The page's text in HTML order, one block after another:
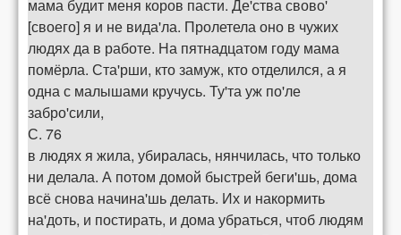
мама будит меня коров пасти. Де'ства свово'
[своего] я и не вида'ла. Пролетела оно в чужих
людях да в работе. На пятнадцатом году мама
помёрла. Ста'рши, кто замуж, кто отделился, а я
одна с малышами кручусь. Ту'та уж по'ле
забро'сили,
С. 76
в людях я жила, убиралась, нянчилась, что только
ни делала. А потом домой быстрей беги'шь, дома
всё снова начина'шь делать. Их и накормить
на'доть, и постирать, и дома убраться, чтоб людям